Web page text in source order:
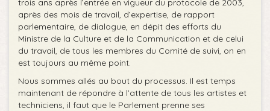
trois ans après l’entrée en vigueur du protocole de 2003,
après des mois de travail, d’expertise, de rapport
parlementaire, de dialogue, en dépit des efforts du
Ministre de la Culture et de la Communication et de celui
du travail, de tous les membres du Comité de suivi, on en
est toujours au même point.
Nous sommes allés au bout du processus. Il est temps
maintenant de répondre à l’attente de tous les artistes et
techniciens, il faut que le Parlement prenne ses